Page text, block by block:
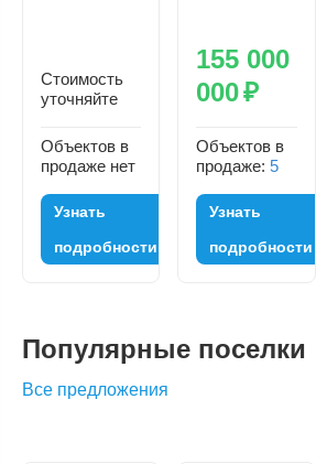
Объектов в
продаже нет
Стоимость
уточняйте
Узнать
подробности
Объектов в
продаже: 5
155 000
000₽
Узнать
подробности
Популярные поселки
Все предложения